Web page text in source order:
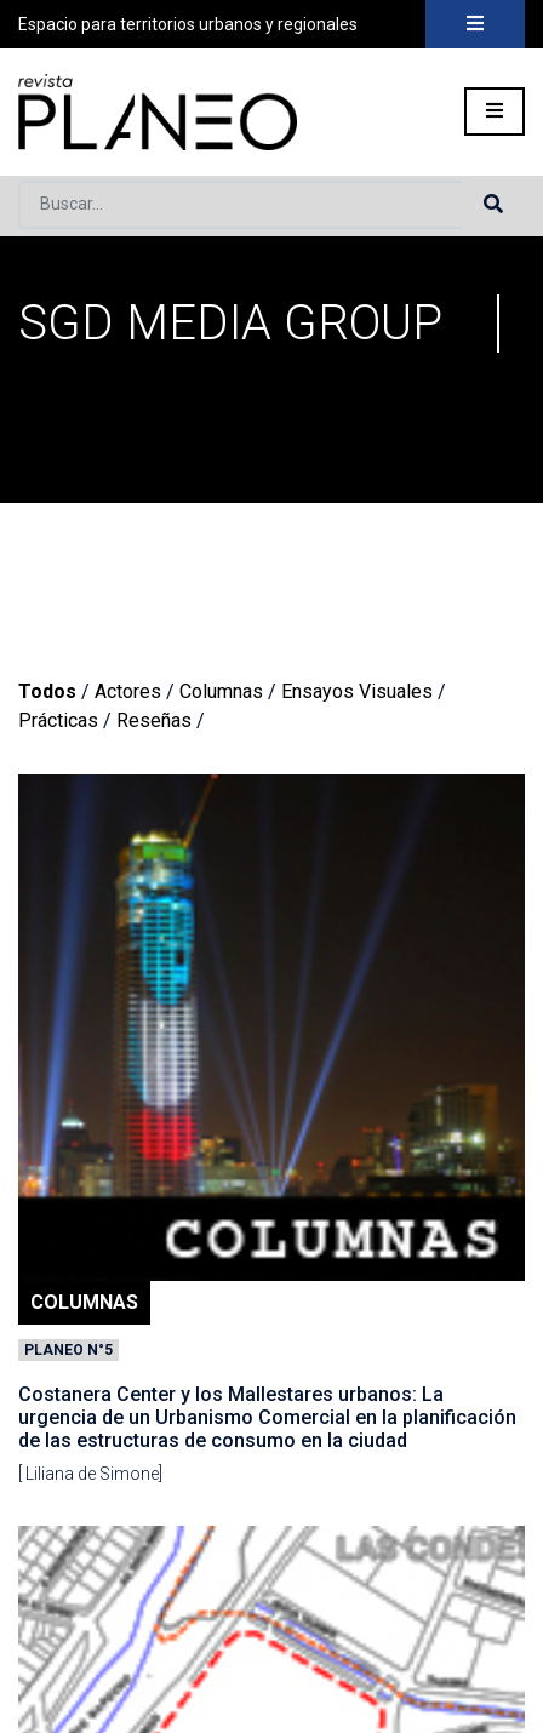
Espacio para territorios urbanos y regionales
Buscar...
Portada »Archivo de SGD Media Group »Página 34
SGD MEDIA GROUP
Todos / Actores / Columnas / Ensayos Visuales /
Prácticas / Reseñas /
COLUMNAS
PLANEO N°5
Costanera Center y los Mallestares urbanos: La
urgencia de un Urbanismo Comercial en la planificación
de las estructuras de consumo en la ciudad
[ Liliana de Simone]